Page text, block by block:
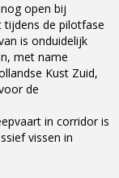
open bij
de pilotfase
is onduidelijk
met name
Kust Zuid,
de
in corridor is
vissen in